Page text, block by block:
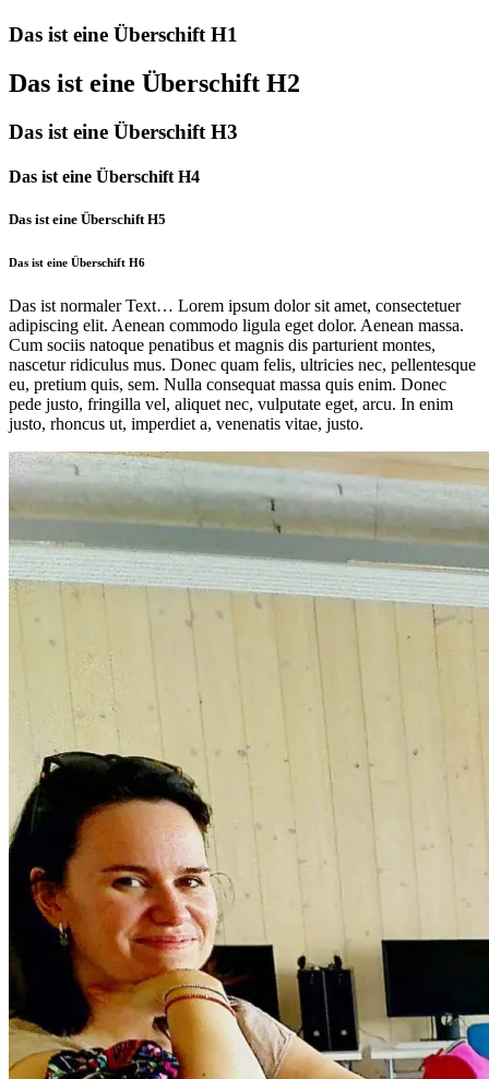
Das ist eine Überschift H1
Das ist eine Überschift H2
Das ist eine Überschift H3
Das ist eine Überschift H4
Das ist eine Überschift H5
Das ist eine Überschift H6
Das ist normaler Text… Lorem ipsum dolor sit amet, consectetuer
adipiscing elit. Aenean commodo ligula eget dolor. Aenean massa.
Cum sociis natoque penatibus et magnis dis parturient montes,
nascetur ridiculus mus. Donec quam felis, ultricies nec, pellentesque
eu, pretium quis, sem. Nulla consequat massa quis enim. Donec
pede justo, fringilla vel, aliquet nec, vulputate eget, arcu. In enim
justo, rhoncus ut, imperdiet a, venenatis vitae, justo.